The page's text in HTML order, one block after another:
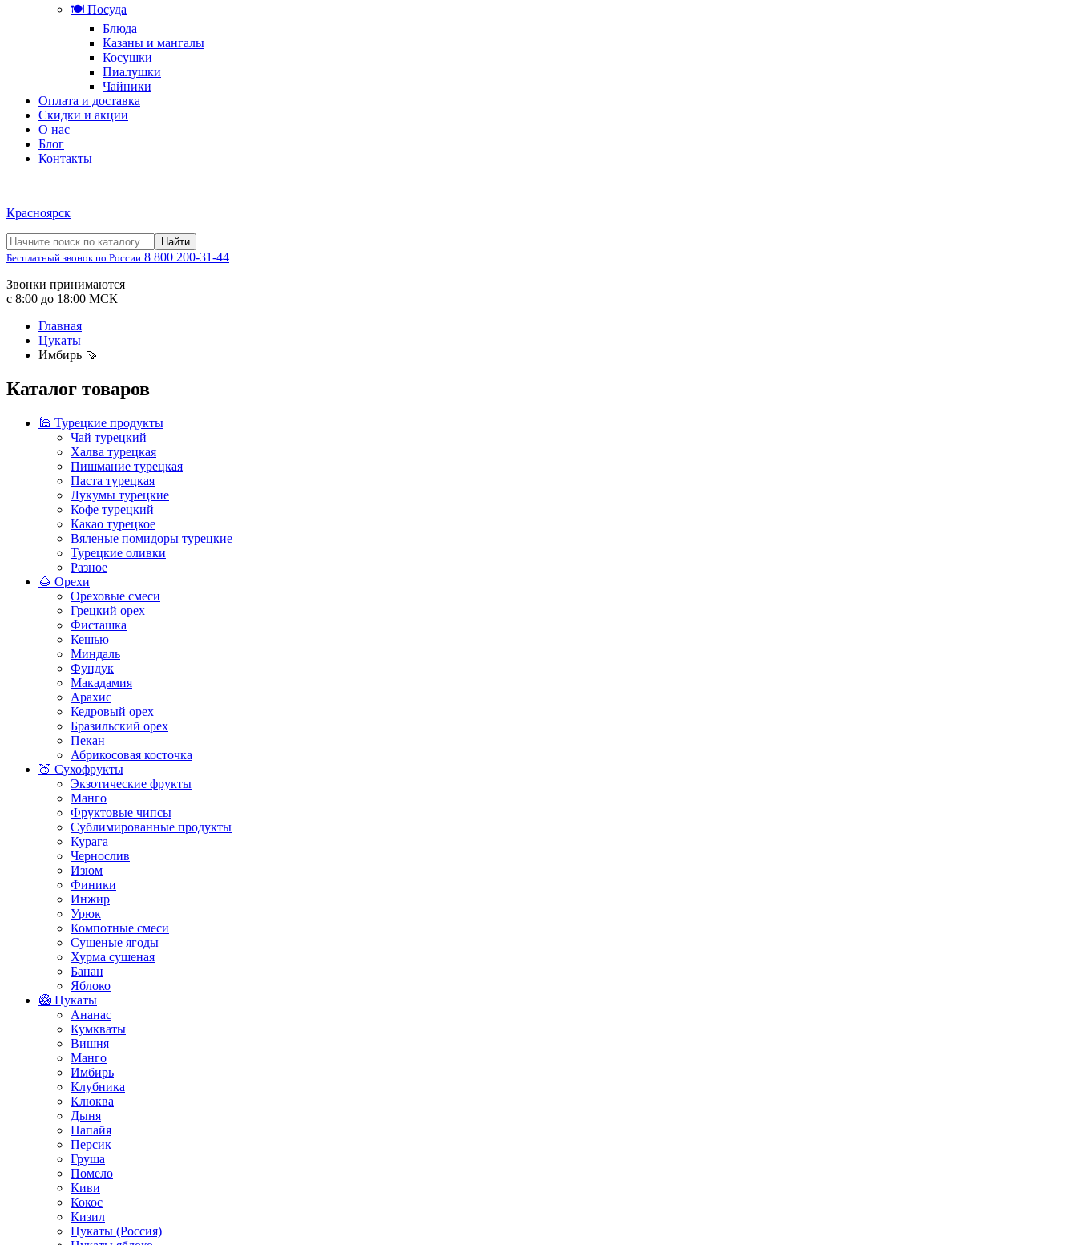
🍽️ Посуда
Блюда
Казаны и мангалы
Косушки
Пиалушки
Чайники
Оплата и доставка
Скидки и акции
О нас
Блог
Контакты
Красноярск
Найти
Бесплатный звонок по России:8 800 200-31-44
Звонки принимаются
с 8:00 до 18:00 МСК
Главная
Цукаты
Имбирь 🍠
Каталог товаров
🕌 Турецкие продукты
Чай турецкий
Халва турецкая
Пишмание турецкая
Паста турецкая
Лукумы турецкие
Кофе турецкий
Какао турецкое
Вяленые помидоры турецкие
Турецкие оливки
Разное
🌰 Орехи
Ореховые смеси
Грецкий орех
Фисташка
Кешью
Миндаль
Фундук
Макадамия
Арахис
Кедровый орех
Бразильский орех
Пекан
Абрикосовая косточка
🍑 Сухофрукты
Экзотические фрукты
Манго
Фруктовые чипсы
Сублимированные продукты
Курага
Чернослив
Изюм
Финики
Инжир
Урюк
Компотные смеси
Сушеные ягоды
Хурма сушеная
Банан
Яблоко
🥝 Цукаты
Ананас
Кумкваты
Вишня
Манго
Имбирь
Клубника
Клюква
Дыня
Папайя
Персик
Груша
Помело
Киви
Кокос
Кизил
Цукаты (Россия)